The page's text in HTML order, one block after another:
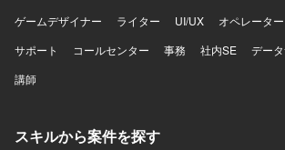
ゲームデザイナー
ライター UI/UX オペレーター
サポート
コールセンター 事務 社内SE
デー
講師
スキルから案件を探す